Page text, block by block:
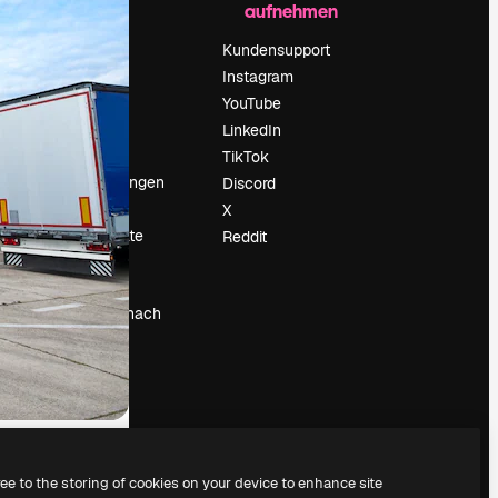
Preise
Über uns
Reviews
Karriere
Suchtrends
Veranstaltungen
Slidesgo
Deine Inhalte
verkaufen
Pressesaal
Suchst du nach
magnific.ai
aufnehmen
Kundensupport
Instagram
YouTube
LinkedIn
TikTok
Discord
X
Reddit
to the storing of cookies on your device to enhance site